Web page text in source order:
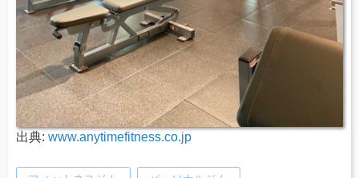
出典: www.anytimefitness.co.jp